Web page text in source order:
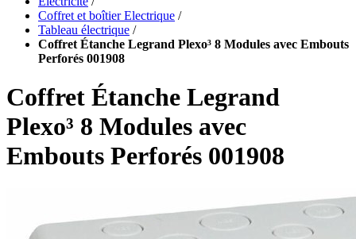
Coffret et boîtier Electrique /
Tableau électrique /
Coffret Étanche Legrand Plexo³ 8 Modules avec Embouts
Perforés 001908
Coffret Étanche Legrand
Plexo³ 8 Modules avec
Embouts Perforés 001908